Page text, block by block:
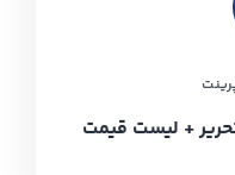
+ لیست قیمت